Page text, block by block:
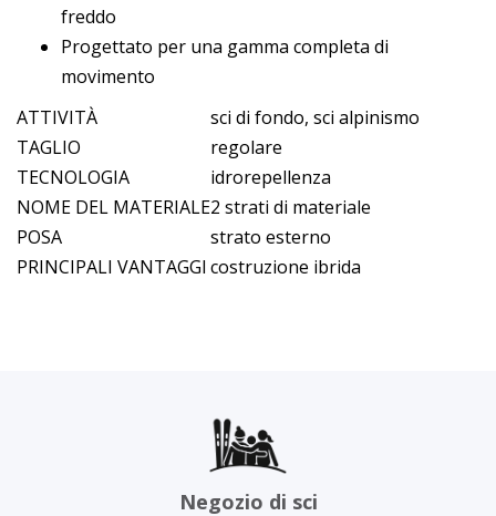
freddo
Progettato per una gamma completa di
movimento
ATTIVITÀ
sci di fondo, sci alpinismo
TAGLIO
regolare
TECNOLOGIA
idrorepellenza
NOME DEL MATERIALE2 strati di materiale
POSA
strato esterno
PRINCIPALI VANTAGGI costruzione ibrida
Negozio di sci